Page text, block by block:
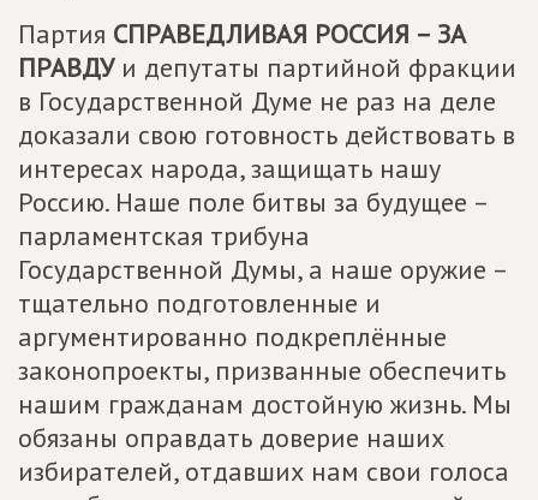
Партия СПРАВЕДЛИВАЯ РОССИЯ – ЗА
ПРАВДУи депутаты партийной фракции
в Государственной Думе не раз на деле
доказали свою готовность действовать в
интересах народа, защищать нашу
Россию. Наше поле битвы за будущее –
парламентская трибуна
Государственной Думы, а наше оружие –
тщательно подготовленные и
аргументированно подкреплённые
законопроекты, призванные обеспечить
нашим гражданам достойную жизнь. Мы
обязаны оправдать доверие наших
избирателей, отдавших нам свои голоса